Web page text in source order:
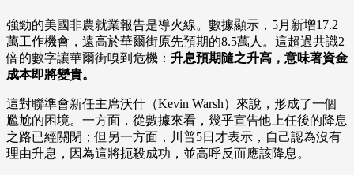
強勁的美國非農就業報告是導火線。數據顯示，5月新增17.2
萬工作機會，遠高於華爾街原先預期的8.5萬人。這超過共識2
倍的數字讓華爾街嗅到危機： 升息預期隨之升高，意味著資金
成本即將變貴。
這對聯準會新任主席沃什（Kevin Warsh）來說，形成了一個
尷尬的困境。一方面，從數據來看，幾乎宣告他上任後的降息
之路已經關閉；但另一方面，川普5日才表示，自己認為沒有
理由升息，因為這將扼殺成功，並高呼反而應該降息。